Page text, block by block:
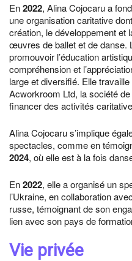
En2022, Alina Cojocaru a
une organisation caritative
création, le développement et
œuvres de ballet et de danse.
promouvoir l’éducation
compréhension et
large et diversifié. Elle
Acworkroom Ltd, la société
financer des activités
Alina Cojocaru s’implique
spectacles, comme en
2024, où elle est à la fois
En2022, elle a organisé un
l’Ukraine, en collaboration
russe, témoignant de son
lien avec son pays de
Vie privée